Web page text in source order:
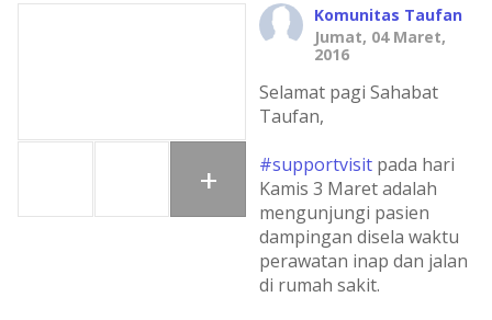
Komunitas Taufan
Jumat, 04 Maret,
2016
Selamat pagi Sahabat
Taufan,
#supportvisit pada hari
Kamis 3 Maret adalah
mengunjungi pasien
dampingan disela waktu
perawatan inap dan jalan
di rumah sakit.
+